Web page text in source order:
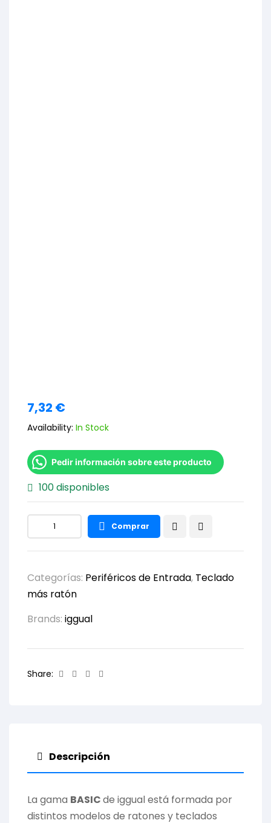
7,32 €
Availability: In Stock
Pedir información sobre este producto
100 disponibles
Comprar
Categorías: Periféricos de Entrada, Teclado
más ratón
Brands: iggual
Share: Facebook
TwitterLinkedin
Descripción
La gama BASICde iggual está formada por
distintos modelos de ratones y teclados